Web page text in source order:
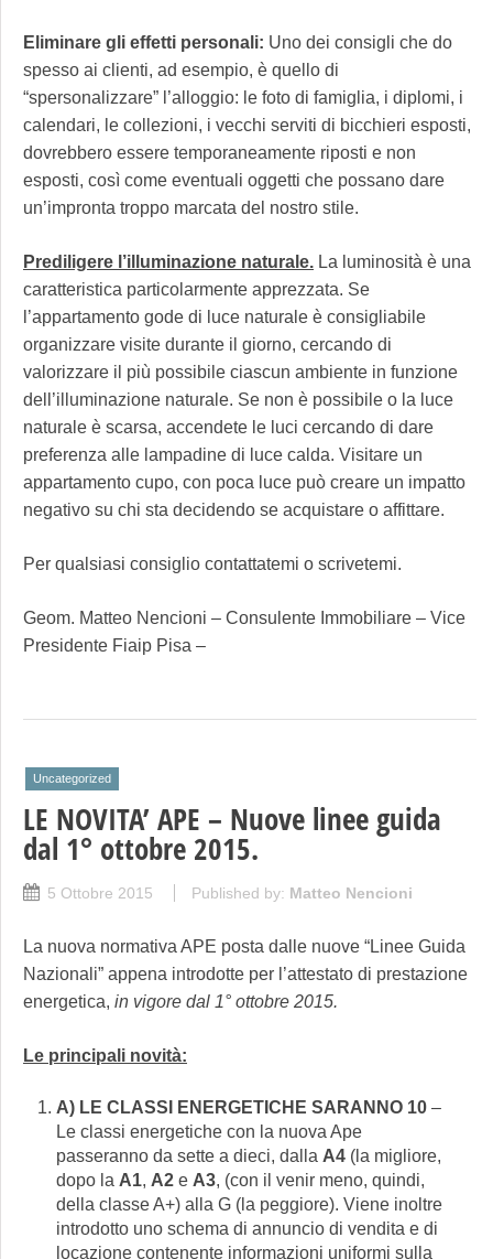
Eliminare gli effetti personali: Uno dei consigli che do
spesso ai clienti, ad esempio, è quello di
“spersonalizzare” l’alloggio: le foto di famiglia, i diplomi, i
calendari, le collezioni, i vecchi serviti di bicchieri esposti,
dovrebbero essere temporaneamente riposti e non
esposti, così come eventuali oggetti che possano dare
un’impronta troppo marcata del nostro stile.
Prediligere l’illuminazione naturale. La luminosità è una
caratteristica particolarmente apprezzata. Se
l’appartamento gode di luce naturale è consigliabile
organizzare visite durante il giorno, cercando di
valorizzare il più possibile ciascun ambiente in funzione
dell’illuminazione naturale. Se non è possibile o la luce
naturale è scarsa, accendete le luci cercando di dare
preferenza alle lampadine di luce calda. Visitare un
appartamento cupo, con poca luce può creare un impatto
negativo su chi sta decidendo se acquistare o affittare.
Per qualsiasi consiglio contattatemi o scrivetemi.
Geom. Matteo Nencioni – Consulente Immobiliare – Vice
Presidente Fiaip Pisa –
Uncategorized
LE NOVITA’ APE – Nuove linee guida
dal 1° ottobre 2015.
5 Ottobre 2015 Published by: Matteo Nencioni
La nuova normativa APE posta dalle nuove “Linee Guida
Nazionali” appena introdotte per l’attestato di prestazione
energetica, in vigore dal 1° ottobre 2015.
Le principali novità:
A) LE CLASSI ENERGETICHE SARANNO 10 –
Le classi energetiche con la nuova Ape
passeranno da sette a dieci, dalla A4 (la migliore,
dopo la A1, A2 e A3, (con il venir meno, quindi,
della classe A+) alla G (la peggiore). Viene inoltre
introdotto uno schema di annuncio di vendita e di
locazione contenente informazioni uniformi sulla